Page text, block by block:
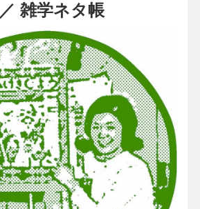
雑学ネタ帳